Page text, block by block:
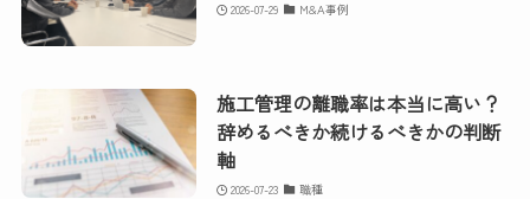
2026-07-29 M&A事例
施工管理の離職率は本当に高い？
辞めるべきか続けるべきかの判断
軸
2026-07-23 職種